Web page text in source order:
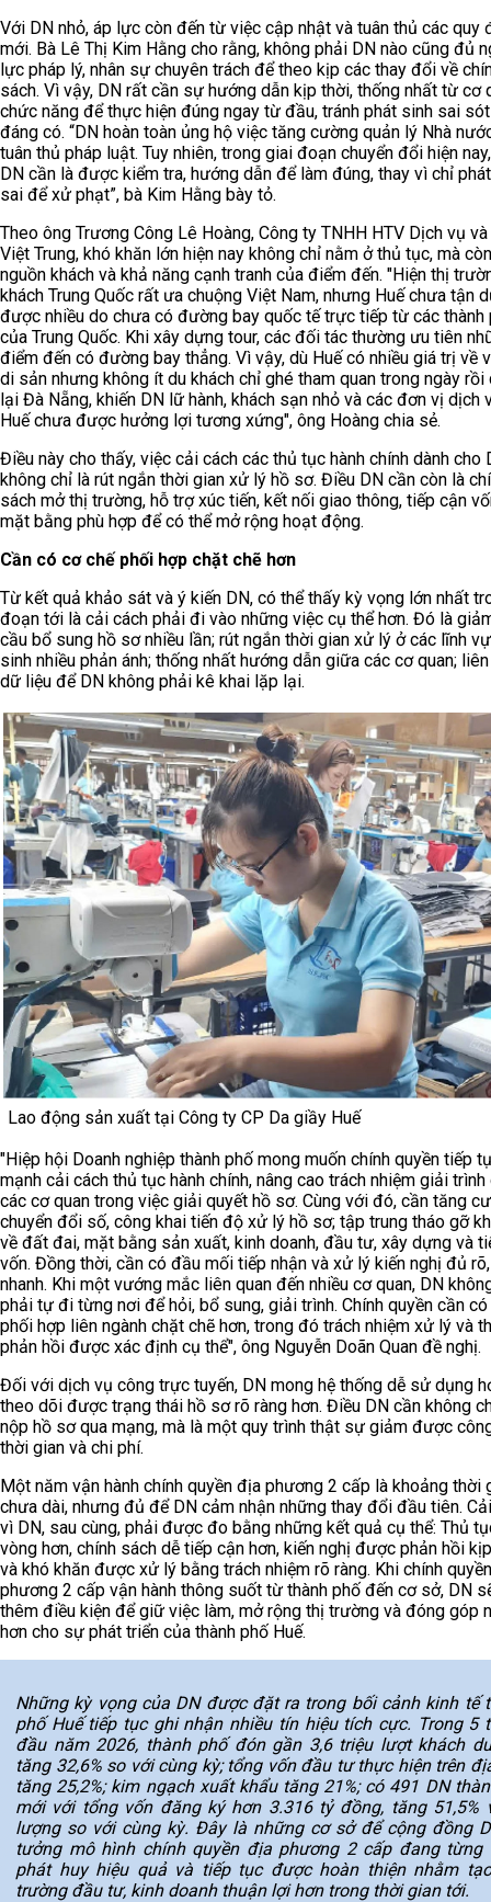
Với DN nhỏ, áp lực còn đến từ việc cập nhật và tuân thủ các quy
mới. Bà Lê Thị Kim Hằng cho rằng, không phải DN nào cũng đủ
lực pháp lý, nhân sự chuyên trách để theo kịp các thay đổi về
sách. Vì vậy, DN rất cần sự hướng dẫn kịp thời, thống nhất từ cơ
chức năng để thực hiện đúng ngay từ đầu, tránh phát sinh sai
đáng có. “DN hoàn toàn ủng hộ việc tăng cường quản lý Nhà
tuân thủ pháp luật. Tuy nhiên, trong giai đoạn chuyển đổi hiện
DN cần là được kiểm tra, hướng dẫn để làm đúng, thay vì chỉ
sai để xử phạt”, bà Kim Hằng bày tỏ.
Theo ông Trương Công Lê Hoàng, Công ty TNHH HTV Dịch vụ
Việt Trung, khó khăn lớn hiện nay không chỉ nằm ở thủ tục, mà
nguồn khách và khả năng cạnh tranh của điểm đến. "Hiện thị
khách Trung Quốc rất ưa chuộng Việt Nam, nhưng Huế chưa tận
được nhiều do chưa có đường bay quốc tế trực tiếp từ các thành
của Trung Quốc. Khi xây dựng tour, các đối tác thường ưu tiên
điểm đến có đường bay thẳng. Vì vậy, dù Huế có nhiều giá trị về
di sản nhưng không ít du khách chỉ ghé tham quan trong ngày rồi
lại Đà Nẵng, khiến DN lữ hành, khách sạn nhỏ và các đơn vị dịch
Huế chưa được hưởng lợi tương xứng", ông Hoàng chia sẻ.
Điều này cho thấy, việc cải cách các thủ tục hành chính dành cho
không chỉ là rút ngắn thời gian xử lý hồ sơ. Điều DN cần còn là
sách mở thị trường, hỗ trợ xúc tiến, kết nối giao thông, tiếp cận
mặt bằng phù hợp để có thể mở rộng hoạt động.
Cần có cơ chế phối hợp chặt chẽ hơn
Từ kết quả khảo sát và ý kiến DN, có thể thấy kỳ vọng lớn nhất
đoạn tới là cải cách phải đi vào những việc cụ thể hơn. Đó là
cầu bổ sung hồ sơ nhiều lần; rút ngắn thời gian xử lý ở các lĩnh
sinh nhiều phản ánh; thống nhất hướng dẫn giữa các cơ quan;
dữ liệu để DN không phải kê khai lặp lại.
Lao động sản xuất tại Công ty CP Da giầy Huế
"Hiệp hội Doanh nghiệp thành phố mong muốn chính quyền tiếp
mạnh cải cách thủ tục hành chính, nâng cao trách nhiệm giải trình
các cơ quan trong việc giải quyết hồ sơ. Cùng với đó, cần tăng
chuyển đổi số, công khai tiến độ xử lý hồ sơ; tập trung tháo gỡ
về đất đai, mặt bằng sản xuất, kinh doanh, đầu tư, xây dựng và
vốn. Đồng thời, cần có đầu mối tiếp nhận và xử lý kiến nghị đủ
nhanh. Khi một vướng mắc liên quan đến nhiều cơ quan, DN
phải tự đi từng nơi để hỏi, bổ sung, giải trình. Chính quyền cần
phối hợp liên ngành chặt chẽ hơn, trong đó trách nhiệm xử lý và
phản hồi được xác định cụ thể", ông Nguyễn Doãn Quan đề nghị.
Đối với dịch vụ công trực tuyến, DN mong hệ thống dễ sử dụng
theo dõi được trạng thái hồ sơ rõ ràng hơn. Điều DN cần không
nộp hồ sơ qua mạng, mà là một quy trình thật sự giảm được
thời gian và chi phí.
Một năm vận hành chính quyền địa phương 2 cấp là khoảng thời
chưa dài, nhưng đủ để DN cảm nhận những thay đổi đầu tiên.
vì DN, sau cùng, phải được đo bằng những kết quả cụ thể: Thủ
vòng hơn, chính sách dễ tiếp cận hơn, kiến nghị được phản hồi
và khó khăn được xử lý bằng trách nhiệm rõ ràng. Khi chính
phương 2 cấp vận hành thông suốt từ thành phố đến cơ sở, DN
thêm điều kiện để giữ việc làm, mở rộng thị trường và đóng góp
hơn cho sự phát triển của thành phố Huế.
Những kỳ vọng của DN được đặt ra trong bối cảnh kinh tế
phố Huế tiếp tục ghi nhận nhiều tín hiệu tích cực. Trong 5
đầu năm 2026, thành phố đón gần 3,6 triệu lượt khách
tăng 32,6% so với cùng kỳ; tổng vốn đầu tư thực hiện trên
tăng 25,2%; kim ngạch xuất khẩu tăng 21%; có 491 DN
mới với tổng vốn đăng ký hơn 3.316 tỷ đồng, tăng 51,5%
lượng so với cùng kỳ. Đây là những cơ sở để cộng đồng
tưởng mô hình chính quyền địa phương 2 cấp đang từng
phát huy hiệu quả và tiếp tục được hoàn thiện nhằm
trường đầu tư, kinh doanh thuận lợi hơn trong thời gian tới.